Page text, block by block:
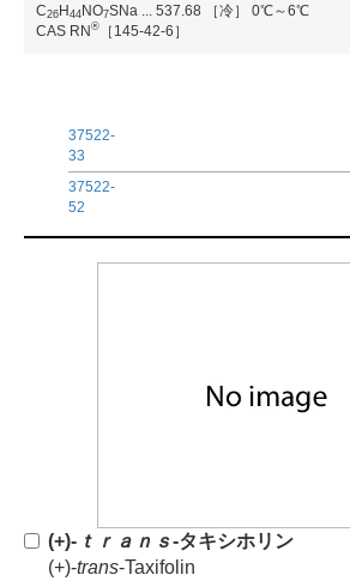
C26H44NO7SNa 537.68
［冷］ 0℃～6℃
CAS RN® ［145-42-6］
37522-
33
37522-
52
(+)- ｔ ｒ ａ ｎ ｓ-タキシホリン
(+)-trans-Taxifolin